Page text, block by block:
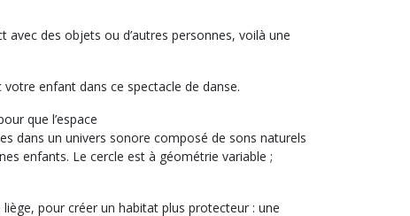
des objets ou d’autres personnes, voilà une
enfant dans ce spectacle de danse.
que l’espace
dans un univers sonore composé de sons naturels
enfants. Le cercle est à géométrie variable ;
pour créer un habitat plus protecteur : une